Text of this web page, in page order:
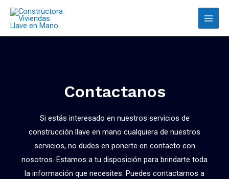
Contactanos
Si estás interesado en nuestros servicios de
construcción llave en mano cualquiera de nuestros
servicios, no dudes en ponerte en contacto con
nosotros. Estamos a tu disposición para brindarte toda
la información que necesites. Puedes contactarnos a